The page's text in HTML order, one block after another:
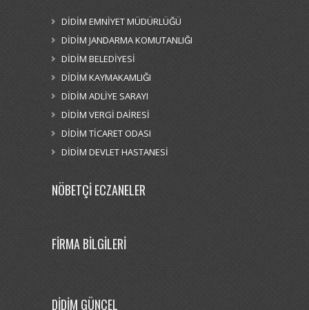
DİDİM EMNİYET MÜDÜRLÜĞÜ
DİDİM JANDARMA KOMUTANLIĞI
DİDİM BELEDİYESİ
DİDİM KAYMAKAMLIĞI
DİDİM ADLİYE SARAYI
DİDİM VERGİ DAİRESİ
DİDİM TİCARET ODASI
DİDİM DEVLET HASTANESİ
NÖBETÇİ ECZANELER
FİRMA BİLGİLERİ
DİDİM GÜNCEL